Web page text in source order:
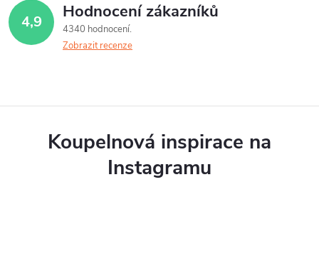
4,9 Hodnocení zákazníků
4340 hodnocení
Zobrazit recenze
Koupelnová inspirace na
Instagramu